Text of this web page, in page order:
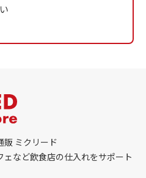
販 ミクリード
など飲食店の仕入れをサポート